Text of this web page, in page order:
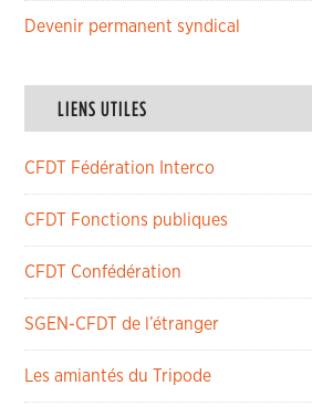
Devenir permanent syndical
LIENS UTILES
CFDT Fédération Interco
CFDT Fonctions publiques
CFDT Confédération
SGEN-CFDT de l’étranger
Les amiantés du Tripode